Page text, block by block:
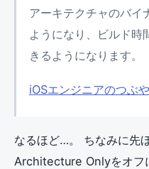
アーキテクチャのバイ
ようになり、ビルド時
きるようになります。
iOSエンジニアのつぶ
なるほど…。 ちなみに先
Architecture Onlyをオフ